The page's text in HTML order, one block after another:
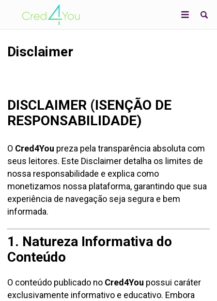
Disclaimer
DISCLAIMER (ISENÇÃO DE
RESPONSABILIDADE)
O Cred4You preza pela transparência absoluta com
seus leitores. Este Disclaimer detalha os limites de
nossa responsabilidade e explica como
monetizamos nossa plataforma, garantindo que sua
experiência de navegação seja segura e bem
informada.
1. Natureza Informativa do
Conteúdo
O conteúdo publicado no Cred4You possui caráter
exclusivamente informativo e educativo. Embora